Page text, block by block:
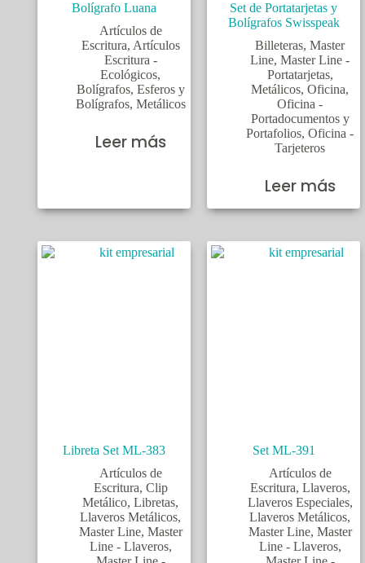
Bolígrafo Luana
Artículos de
Escritura, Artículos
Escritura -
Ecológicos,
Bolígrafos, Esferos y
Bolígrafos, Metálicos
Leer más
Set de Portatarjetas y
Bolígrafos Swisspeak
Billeteras, Master
Line, Master Line -
Portatarjetas,
Metálicos, Oficina,
Oficina -
Portadocumentos y
Portafolios, Oficina -
Tarjeteros
Leer más
Libreta Set ML-383
Artículos de
Escritura, Clip
Metálico, Libretas,
Llaveros Metálicos,
Master Line, Master
Line - Llaveros,
Set ML-391
Artículos de
Escritura, Llaveros,
Llaveros Especiales,
Llaveros Metálicos,
Master Line, Master
Line - Llaveros,